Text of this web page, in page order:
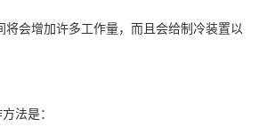
会增加许多工作量，而且会给制冷装置以
法是：